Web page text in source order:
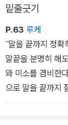
을 끝맺는 ‘-다’는
하는 게 좋습니다.
물론 예외는 있습
름을 소개할 때는
있습니다. 하지만
음의 길이 역시
밑줄긋기
P.63 루케
˝말을 끝까지 정
말끝을 분명히 해
와 미소를 겸비한
으로 말을 끝까지